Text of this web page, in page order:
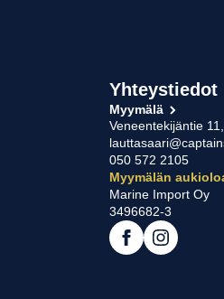
Yhteystiedot
Myymälä
Veneentekijäntie
050 572 2105
Myymälän
Marine Import Oy
3496682-3